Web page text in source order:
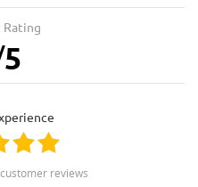
Rating
5
reviews